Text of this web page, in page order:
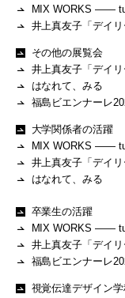
MIX WORKS ——
井上真友子「デイリ
その他の展覧会
井上真友子「デイリ
はなれて、みる
福島ビエンナーレ
大学関係者の活躍
MIX WORKS ——
井上真友子「デイリ
はなれて、みる
卒業生の活躍
MIX WORKS ——
井上真友子「デイリ
福島ビエンナーレ
視覚伝達デザイン